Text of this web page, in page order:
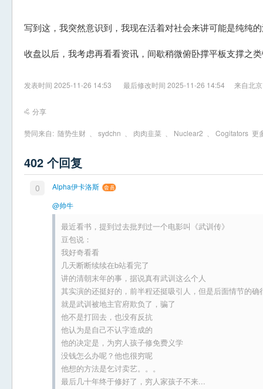
写到这，我突然意识到，我现在活着对社会来讲可能是纯纯
收盘以后，我考虑再看看资讯，间歇稍微俯卧撑平板支撑之
发表时间 2025-11-26 14:53 最后修改时间 2025-11-26 14:54 来自北京
分享
赞同来自: 随势生财 sydchn 肉肉韭菜 Nuclear2 Cogitators 更
402 个回复
0
Alpha伊卡洛斯
@帅牛
最近看书，提到过去批判过一个电影叫《武训传》
豆包说：
我好奇看看
几天断断续续在b站看完了
讲的清朝末年的事，据说真有武训这么个人
其实演的还挺好的，前半程还挺吸引人，但是后面情节的确
就是武训被地主官府欺负了，骗了
他不是打回去，也没有反抗
他认为是自己不认字造成的
他的决定是，为穷人孩子修免费义学
没钱怎么办呢？他也很穷呢
他想的方法是乞讨卖艺。。。
最后几十年终于修好了，穷人家孩子不来...